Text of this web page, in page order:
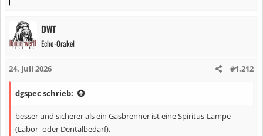
a
k
t
o
e
:
DWT
Echo-Orakel
24. Juli 2026 #1.212
dgspec schrieb:
besser und sicherer als ein Gasbrenner ist eine Spiritus-Lampe
(Labor- oder Dentalbedarf).